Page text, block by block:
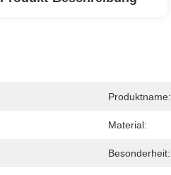
Produktname:
Material:
Besonderheit: